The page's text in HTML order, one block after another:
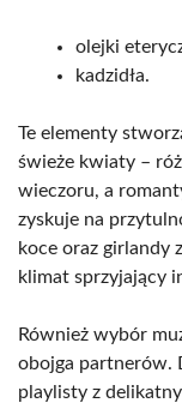
olejki
kadzidła.
Te elementy
świeże kwiaty –
wieczoru, a
zyskuje na
koce oraz girlandy
klimat sprzyjający
Również wybór
obojga partnerów.
playlisty z